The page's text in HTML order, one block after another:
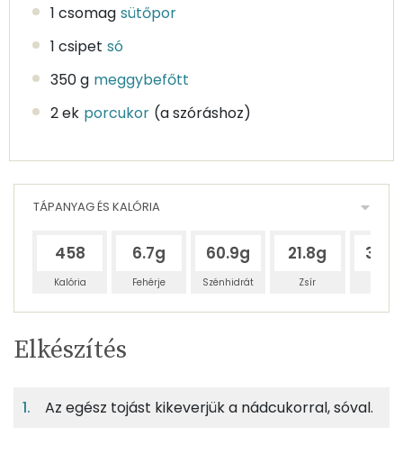
1 csomag sütőpor
1 csipet só
350 g meggybefőtt
2 ek porcukor (a szóráshoz)
TÁPANYAG ÉS KALÓRIA
458
Kalória
6.7g
Fehérje
60.9g
Szénhidrát
21.8g
Zsír
Egy
adagban
5%
48%
17%
TÁPANYAGTARTALOM
Egy
6
100
Elkészítés
Az egész tojást kikeverjük a nádcukorral, sóval.